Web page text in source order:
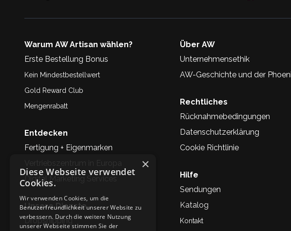
Warum AW Artisan wählen?
Erste Bestellung Bonus
Kein Mindestbestellwert
Gold Reward Club
Mengenrabatt
Entdecken
Fertigung + Eigenmarken
Vertriebszentrum in Europa
Digital Marketing Services
Unsere Dienste
Dropshipping
Über AW
Unternehmensethik
AW-Geschichte und der
Rechtliches
Rücknahmebedingungen
Datenschutzerklärung
Cookie Richtlinie
Hilfe
Sendungen
Katalog
Kontakt
×
Diese Webseite verwendet
Cookies.
Wir verwenden Cookies, um die
Benutzerfreundlichkeit unserer Website zu
verbessern. Durch die weitere Nutzung
unserer Webseite stimmen Sie der